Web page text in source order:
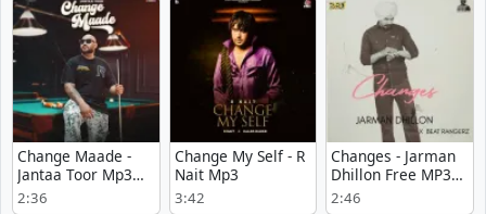
Change Maade -
Jantaa Toor Mp3
Download Free
2:36
Change My Self - R
Nait Mp3
3:42
Changes - Jarman
Dhillon Free MP3
Download
2:46